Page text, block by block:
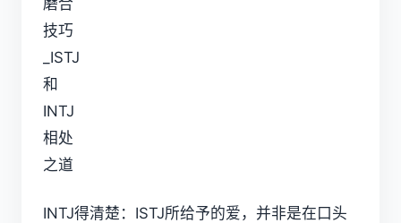
INTJ得清楚：ISTJ所给予的爱，并非是在口头